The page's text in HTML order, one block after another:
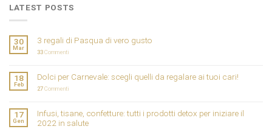
LATEST POSTS
30
Mar
3 regali di Pasqua di vero gusto
33Commenti
18
Feb
Dolci per Carnevale: scegli quelli da regalare ai tuoi cari!
27Commenti
17
Gen
Infusi, tisane, confetture: tutti i prodotti detox per iniziare il
2022 in salute